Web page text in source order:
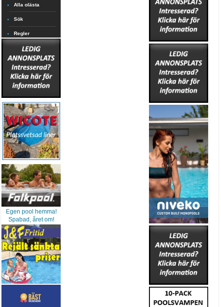
Alla olästa
Sök
Regler
Egen pool hemma!
Spabad, året om!